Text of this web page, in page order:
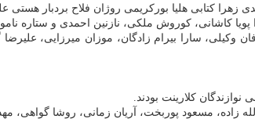
کتابی هلیا بورکریمی روژان فلاح بردبار هستی
پویا کاشانی، کوروش ملکی، نازنین احمدی و ستاره
سارا بیرام زادگان، موزان میرزایی، علیرضا
کلارینت بودند.
زاده، مسعود پوربخت، آریان زمانی، روشا